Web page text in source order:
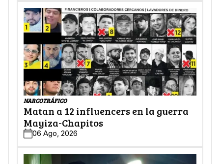
NARCOTRÁFICO
Matan a 12 influencers en la guerra
Mayiza-Chapitos
06 Ago, 2026